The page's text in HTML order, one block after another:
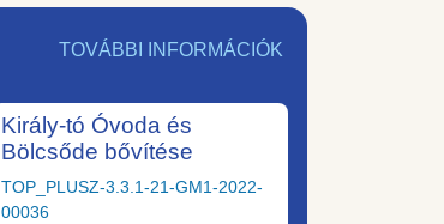
TOVÁBBI INFORMÁCIÓK
Király-tó Óvoda és
Bölcsőde bővítése
TOP_PLUSZ-3.3.1-21-GM1-2022-
00036